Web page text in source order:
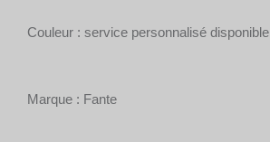
Couleur : service personnalisé disponible
Marque : Fante